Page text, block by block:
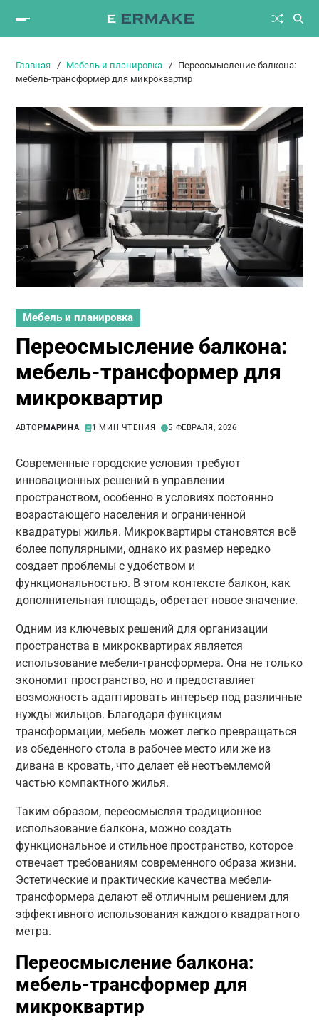
Главная Мебель и планировка
Переосмысление балкона:
мебель-трансформер для микроквартир
Мебель и планировка
Переосмысление балкона:
мебель-трансформер для
микроквартир
АВТОРМАРИНА 1 МИН ЧТЕНИЯ 5 ФЕВРАЛЯ, 2026
Современные городские условия требуют
инновационных решений в управлении
пространством, особенно в условиях постоянно
возрастающего населения и ограниченной
квадратуры жилья. Микроквартиры становятся всё
более популярными, однако их размер нередко
создает проблемы с удобством и
функциональностью. В этом контексте балкон, как
дополнительная площадь, обретает новое значение.
Одним из ключевых решений для организации
пространства в микроквартирах является
использование мебели-трансформера. Она не только
экономит пространство, но и предоставляет
возможность адаптировать интерьер под различные
нужды жильцов. Благодаря функциям
трансформации, мебель может легко превращаться
из обеденного стола в рабочее место или же из
дивана в кровать, что делает её неотъемлемой
частью компактного жилья.
Таким образом, переосмысляя традиционное
использование балкона, можно создать
функциональное и стильное пространство, которое
отвечает требованиям современного образа жизни.
Эстетические и практические качества мебели-
трансформера делают её отличным решением для
эффективного использования каждого квадратного
метра.
Переосмысление балкона:
мебель-трансформер для
микроквартир